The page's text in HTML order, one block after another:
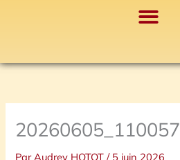
20260605_110057
ParAudrey HOTOT/ 5 juin 2026